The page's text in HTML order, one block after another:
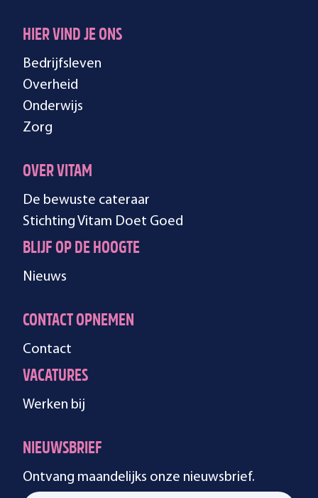
HIER VIND JE ONS
Bedrijfsleven
Overheid
Onderwijs
Zorg
OVER VITAM
De bewuste cateraar
Stichting Vitam Doet Goed
BLIJF OP DE HOOGTE
Nieuws
CONTACT OPNEMEN
Contact
VACATURES
Werken bij
NIEUWSBRIEF
Ontvang maandelijks onze nieuwsbrief.